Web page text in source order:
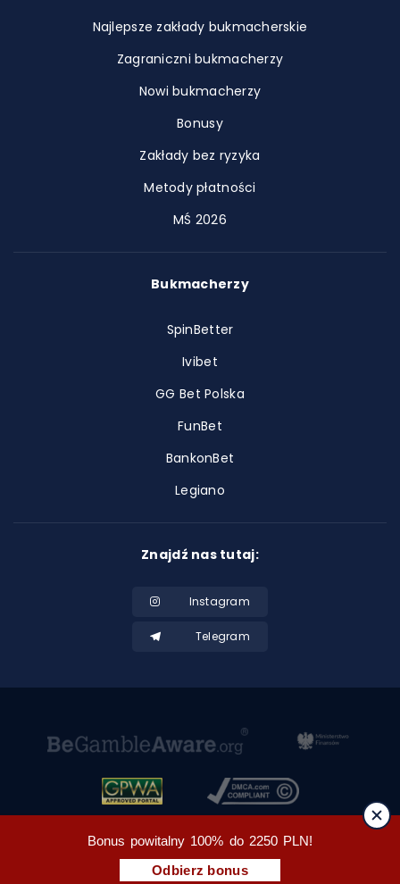
Najlepsze zakłady bukmacherskie
Zagraniczni bukmacherzy
Nowi bukmacherzy
Bonusy
Zakłady bez ryzyka
Metody płatności
MŚ 2026
Bukmacherzy
SpinBetter
Ivibet
GG Bet Polska
FunBet
BankonBet
Legiano
Znajdź nas tutaj:
Instagram
Telegram
Bonus powitalny 100% do 2250 PLN!
Odbierz bonus